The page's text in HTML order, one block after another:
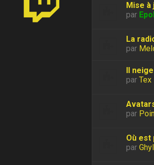
Mise à
par
La
par
Il
par Tex
par
Où est
par